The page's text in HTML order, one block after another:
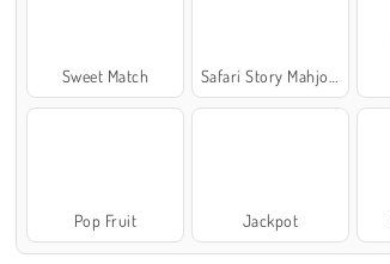
Sweet Match
Pop Fruit Jackpot